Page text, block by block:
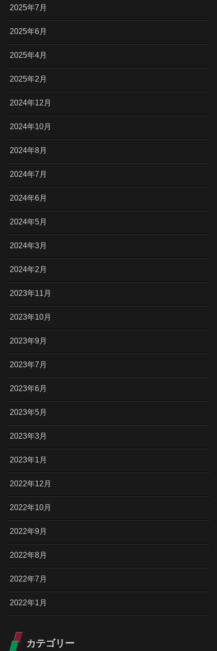
2025年7月
2025年6月
2025年4月
2025年2月
2024年12月
2024年10月
2024年8月
2024年7月
2024年6月
2024年5月
2024年3月
2024年2月
2023年11月
2023年10月
2023年9月
2023年7月
2023年6月
2023年5月
2023年3月
2023年1月
2022年12月
2022年10月
2022年9月
2022年8月
2022年7月
2022年1月
カテゴリー